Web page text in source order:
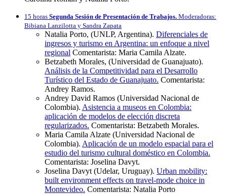
15 horas Segunda Sesión de Presentación de Trabajos. Moderadoras:
Bibiana Lanzilotta y Sandra Zapata
Natalia Porto, (UNLP, Argentina). Diferenciales de
ingresos y turismo en Argentina: un enfoque a nivel
regional Comentarista: Maria Camila Alzate.
Betzabeth Morales, (Universidad de Guanajuato).
Análisis de la Competitividad para el Desarrollo
Turístico del Estado de Guanajuato. Comentarista:
Andrey Ramos.
Andrey David Ramos (Universidad Nacional de
Colombia). Asistencia a museos en Colombia:
aplicación de modelos de elección discreta
regularizados. Comentarista: Betzabeth Morales.
Maria Camila Alzate (Universidad Nacional de
Colombia). Aplicación de un modelo espacial para el
estudio del turismo cultural doméstico en Colombia.
Comentarista: Joselina Davyt.
Joselina Davyt (Udelar, Uruguay). Urban mobility:
built environment effects on travel-mode choice in
Montevideo. Comentarista: Natalia Porto